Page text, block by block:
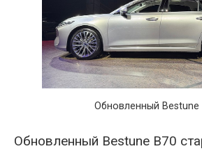
Обновленный Bestune
Обновленный Bestune B70